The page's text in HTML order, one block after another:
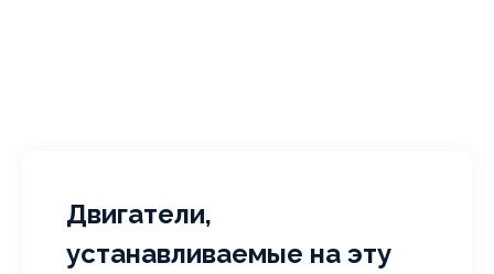
Двигатели,
устанавливаемые на эту